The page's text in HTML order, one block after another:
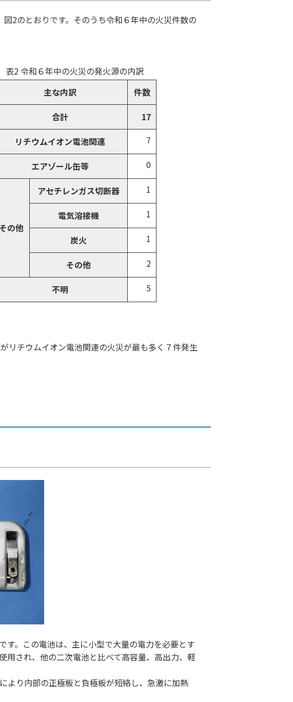
2のとおりです。そのうち令和６年中の火災件数の
表2 令和６年中の火災の発火源の内訳
主な内訳
件数
合計
17
リチウムイオン電池関連
7
エアゾール缶等 0
その他
アセチレンガス切断器 1
電気溶接機 1
炭火 1
その他 2
不明 5
リチウムイオン電池関連の火災が最も多く７件発生
す。この電池は、主に小型で大量の電力を必要とす
用され、他の二次電池と比べて高容量、高出力、軽
より内部の正極板と負極板が短絡し、急激に加熱